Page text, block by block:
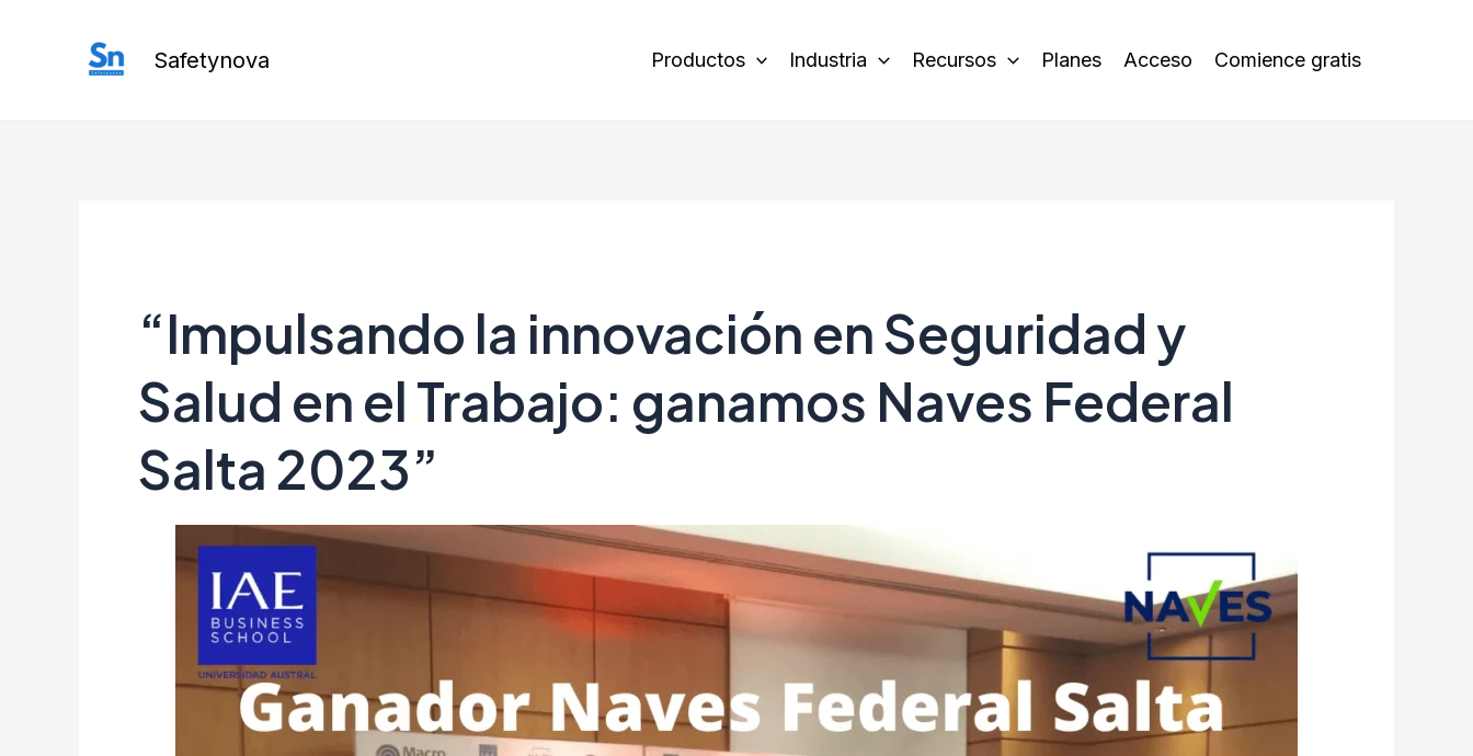
Safetynova Productos Industria Recursos Planes Acceso Comience gratis
“Impulsando la innovación en Seguridad y
Salud en el Trabajo: ganamos Naves Federal
Salta 2023”